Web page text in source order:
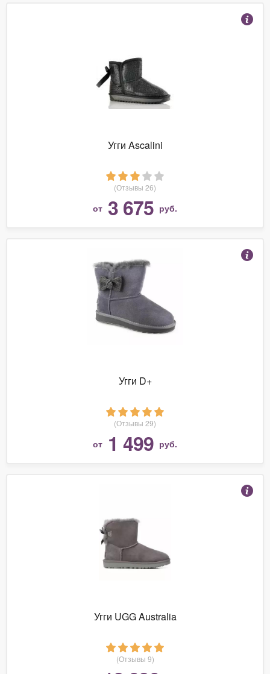
Угги Ascalini
(Отзывы 26)
от 3 675 руб.
Угги D+
(Отзывы 29)
от 1 499 руб.
Угги UGG Australia
(Отзывы 9)